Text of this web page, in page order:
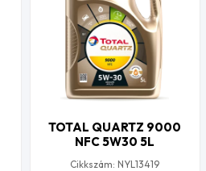
TOTAL QUARTZ 9000
NFC 5W30 5L
Cikkszám: NYL13419